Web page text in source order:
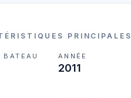
PRINCIPALES
BATEAU ANNÉE
2011